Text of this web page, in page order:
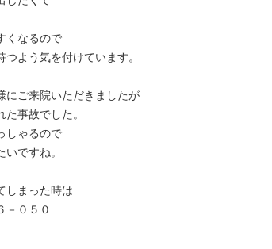
くなるので
よう気を付けています。
にご来院いただきましたが
事故でした。
しゃるので
ですね。
しまった時は
０５０